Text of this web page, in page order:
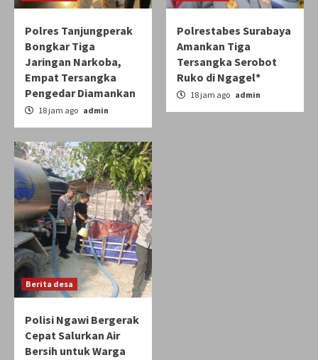
Polres Tanjungperak
Bongkar Tiga
Jaringan Narkoba,
Empat Tersangka
Pengedar Diamankan
18 jam ago admin
Polrestabes Surabaya
Amankan Tiga
Tersangka Serobot
Ruko di Ngagel*
18 jam ago admin
Berita desa
Polisi Ngawi Bergerak
Cepat Salurkan Air
Bersih untuk Warga